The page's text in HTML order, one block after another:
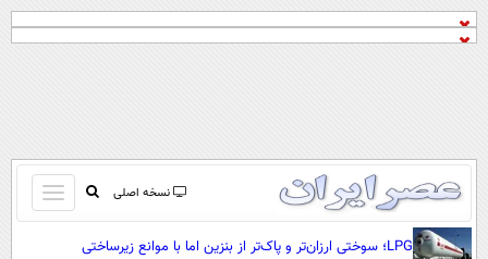
نسخه اصلی
باز
و
صفحه اول LPG؛ سوختی ارزان‌تر و پاک‌تر از بنزین اما با موانع زیرساختی